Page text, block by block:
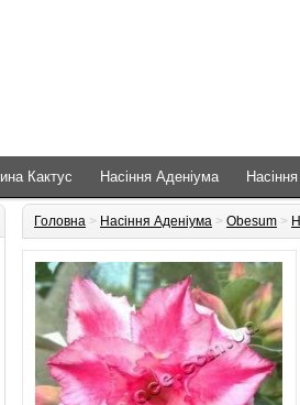
Кактус Насіння Аденіума
Головна > Насіння Аденіума > Obesum >